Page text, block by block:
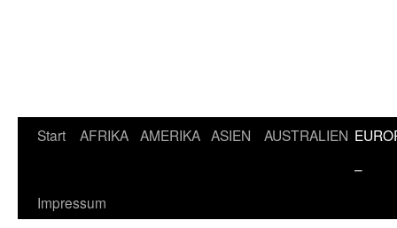
Start AFRIKA AMERIKA ASIEN AUSTRALIEN
–
Impressum